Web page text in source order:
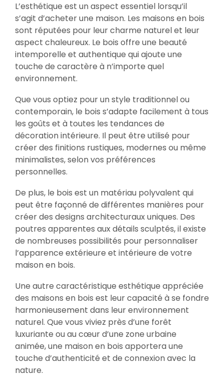
L’esthétique est un aspect essentiel lorsqu’il
s’agit d’acheter une maison. Les maisons en bois
sont réputées pour leur charme naturel et leur
aspect chaleureux. Le bois offre une beauté
intemporelle et authentique qui ajoute une
touche de caractère à n’importe quel
environnement.
Que vous optiez pour un style traditionnel ou
contemporain, le bois s’adapte facilement à tous
les goûts et à toutes les tendances de
décoration intérieure. Il peut être utilisé pour
créer des finitions rustiques, modernes ou même
minimalistes, selon vos préférences
personnelles.
De plus, le bois est un matériau polyvalent qui
peut être façonné de différentes manières pour
créer des designs architecturaux uniques. Des
poutres apparentes aux détails sculptés, il existe
de nombreuses possibilités pour personnaliser
l’apparence extérieure et intérieure de votre
maison en bois.
Une autre caractéristique esthétique appréciée
des maisons en bois est leur capacité à se fondre
harmonieusement dans leur environnement
naturel. Que vous viviez près d’une forêt
luxuriante ou au cœur d’une zone urbaine
animée, une maison en bois apportera une
touche d’authenticité et de connexion avec la
nature.